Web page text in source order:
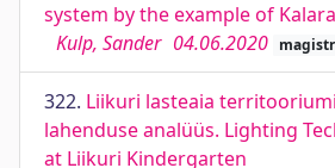
system by the example of
Kulp, Sander 04.06.2020
322. Liikuri lasteaia
lahenduse analüüs. Lighting
at Liikuri Kindergarten